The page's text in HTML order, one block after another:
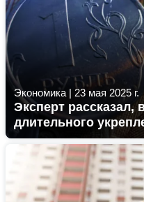
Экономика | 23 мая 2025 г.
Эксперт рассказал,
длительного